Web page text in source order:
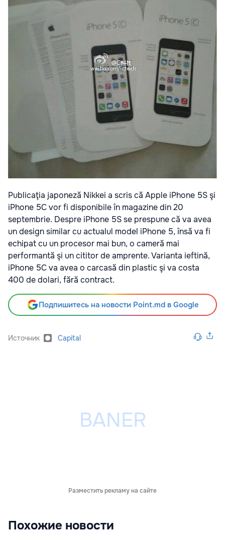
Publicaţia japoneză Nikkei a scris că Apple iPhone 5S şi
iPhone 5C vor fi disponibile în magazine din 20
septembrie. Despre iPhone 5S se prespune că va avea
un design similar cu actualul model iPhone 5, însă va fi
echipat cu un procesor mai bun, o cameră mai
performantă şi un cititor de amprente. Varianta ieftină,
iPhone 5C va avea o carcasă din plastic şi va costa
400 de dolari, fără contract.
Подпишитесь на новости Point.md в Google
Источник Capital
Разместить рекламу на сайте
Похожие новости